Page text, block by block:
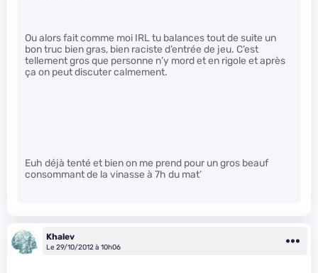
Ou alors fait comme moi IRL tu balances tout de suite un
bon truc bien gras, bien raciste d’entrée de jeu. C’est
tellement gros que personne n’y mord et en rigole et après
ça on peut discuter calmement.
Euh déjà tenté et bien on me prend pour un gros beauf
consommant de la vinasse à 7h du mat’
Khalev
Le 29/10/2012 à 10h06